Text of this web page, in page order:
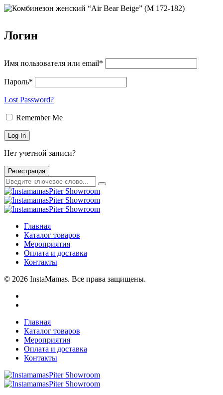
Логин
Имя пользователя или email*
Пароль*
Lost Password?
Remember Me
Нет учетной записи?
Регистрация
Главная
Каталог товаров
Мероприятия
Оплата и доставка
Контакты
© 2026 InstaMamas. Все права защищены.
Главная
Каталог товаров
Мероприятия
Оплата и доставка
Контакты